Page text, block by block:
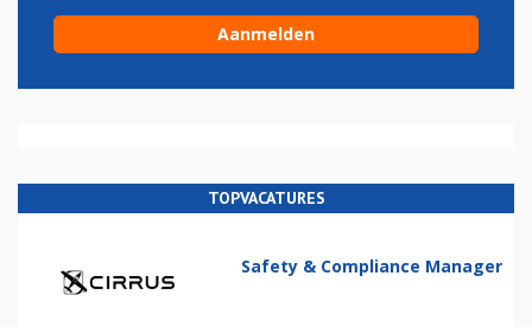
TOPVACATURES
Safety & Compliance Manager